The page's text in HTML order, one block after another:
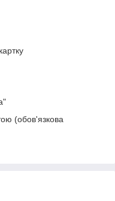
(обов'язкова